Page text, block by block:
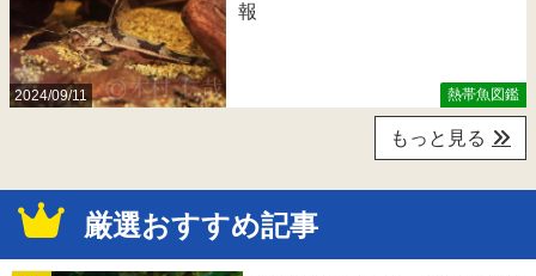
2024/09/11
報
熱帯魚図鑑
もっと見る
厳選おすすめ記事